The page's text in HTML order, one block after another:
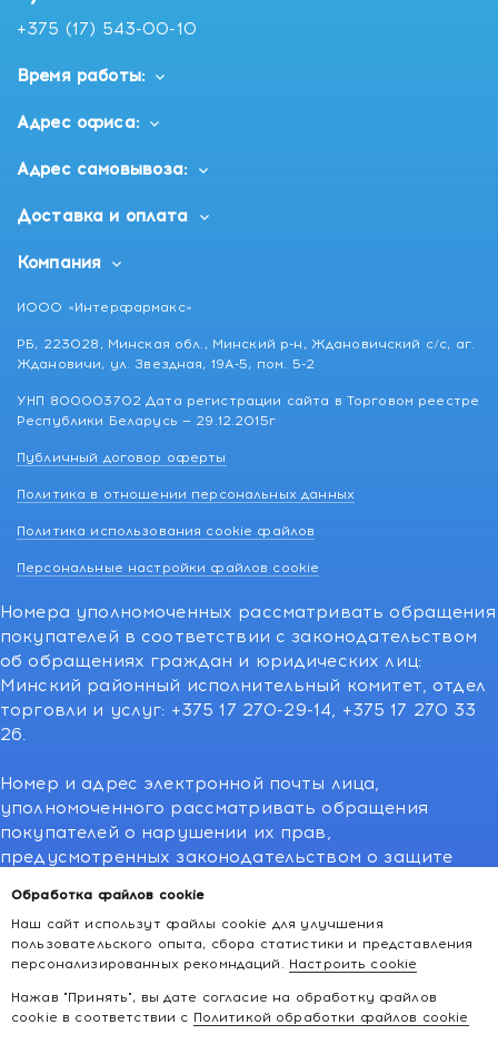
Обработка файлов cookie
Наш сайт использут файлы cookie для улучшения
пользовательского опыта, сбора статистики и представления
персонализированных рекомндаций. Настроить cookie
Нажав "Принять", вы дате согласие на обработку файлов
cookie в соответствии с Политикой обработки файлов cookie
+375 (17) 543-00-10
Время работы:
Адрес офиса:
Адрес самовывоза:
Доставка и оплата
Компания
ИООО «Интерфармакс»
РБ, 223028, Минская обл., Минский р-н, Ждановичский с/с, аг.
Ждановичи, ул. Звездная, 19А-5, пом. 5-2
УНП 800003702 Дата регистрации сайта в Торговом реестре
Республики Беларусь — 29.12.2015г
Публичный договор оферты
Политика в отношении персональных данных
Политика использования cookie файлов
Персональные настройки файлов cookie
Номера уполномоченных рассматривать обращения
покупателей в соответствии с законодательством
об обращениях граждан и юридических лиц:
Минский районный исполнительный комитет, отдел
торговли и услуг: +375 17 270-29-14, +375 17 270 33
26.
Номер и адрес электронной почты лица,
уполномоченного рассматривать обращения
покупателей о нарушении их прав,
предусмотренных законодательством о защите
операторов), info@kakvapteke.by